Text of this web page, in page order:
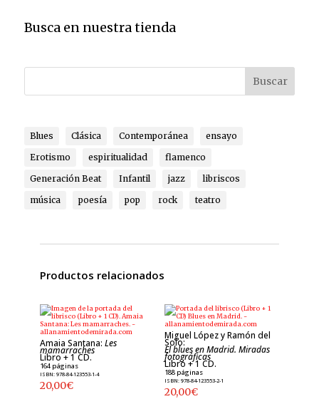
Busca en nuestra tienda
Buscar
Blues Clásica Contemporánea
ensayo
Erotismo
espiritualidad
flamenco
Generación Beat
Infantil jazz
libriscos
música
poesía pop rock teatro
Productos relacionados
Amaia Santana: Les
mamarraches
Libro + 1 CD.
164 páginas
ISBN: 978-84-123553-1-4
20,00€
Miguel López y Ramón del
Solo:
El blues en Madrid. Miradas
fotográficas
Libro + 1 CD.
188 páginas
ISBN: 978-84-123553-2-1
20,00€